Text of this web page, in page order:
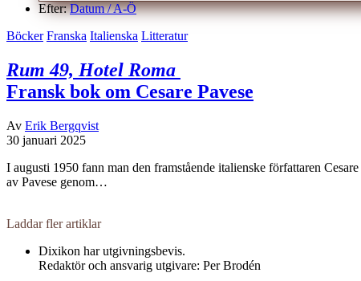
Efter:Datum /A-Ö
Böcker Franska Italienska Litteratur
Rum 49, Hotel Roma
Fransk bok om Cesare Pavese
Av Erik Bergqvist
30 januari 2025
I augusti 1950 fann man den framstående italienske författaren
av Pavese genom…
Laddar fler artiklar
Dixikon har utgivningsbevis.
Redaktör och ansvarig utgivare: Per Brodén